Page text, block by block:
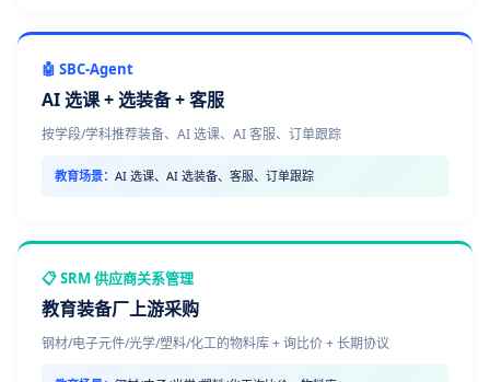
🤖 SBC-Agent
AI 选课 + 选装备 + 客服
按学段/学科推荐装备、AI 选课、AI 客服、订单跟踪
教育场景： AI 选课、AI 选装备、客服、订单跟踪
📋 SRM 供应商关系管理
教育装备厂上游采购
钢材/电子元件/光学/塑料/化工的物料库 + 询比价 + 长期协议